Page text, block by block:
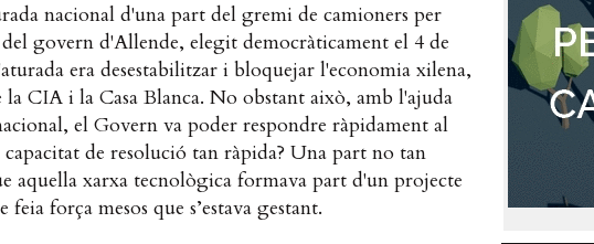
nacional d'una part del gremi de camioners per
govern d'Allende, elegit democràticament el 4 de
era desestabilitzar i bloquejar l'economia xilena,
CIA i la Casa Blanca. No obstant això, amb l'ajuda
el Govern va poder respondre ràpidament al
de resolució tan ràpida? Una part no tan
aquella xarxa tecnològica formava part d'un projecte
força mesos que s’estava gestant.